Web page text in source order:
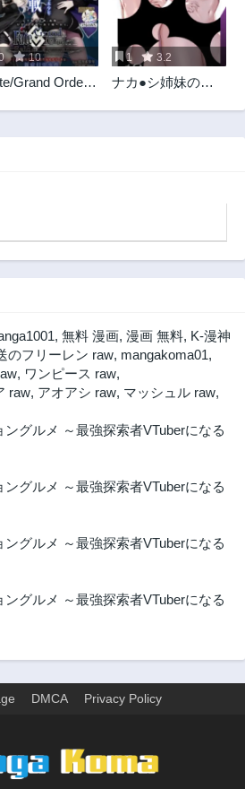
第14.4話
7ヶ月前
第14.2話
7ヶ月前
第13.4話
第11.2話
11ヶ月前
第10.4話
第10.2話
第9.4話
1年前
1年前
1年前
第6.4話
10
Grand Order:
境 新宿 新宿幻
1 3.2
ナカ●シ姉妹のヘ
, 無料 漫画, 漫画 無料, K-漫神
のフリーレン raw, mangakoma01,
, ワンピース raw,
raw, アオアシ raw, マッシュル raw,
グルメ ～最強探索者VTuberになる
グルメ ～最強探索者VTuberになる
グルメ ～最強探索者VTuberになる
グルメ ～最強探索者VTuberになる
DMCA Privacy Policy